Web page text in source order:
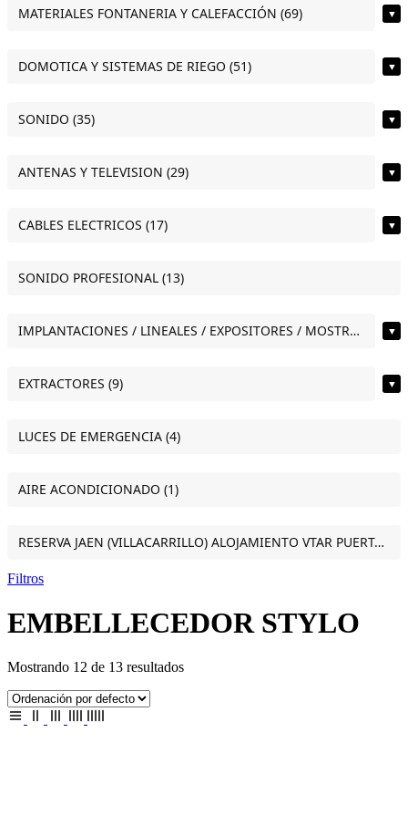
MATERIALES FONTANERIA Y CALEFACCIÓN (69) ▼
DOMOTICA Y SISTEMAS DE RIEGO (51) ▼
SONIDO (35) ▼
ANTENAS Y TELEVISION (29) ▼
CABLES ELECTRICOS (17) ▼
SONIDO PROFESIONAL (13)
IMPLANTACIONES / LINEALES / EXPOSITORES / MOSTRADORES (11) ▼
EXTRACTORES (9) ▼
LUCES DE EMERGENCIA (4)
AIRE ACONDICIONADO (1)
RESERVA JAEN (VILLACARRILLO) ALOJAMIENTO VTAR PUERTA DEL SOL ESTUDIO VILLACARRILLO (JAEN) (1)
Filtros
EMBELLECEDOR STYLO
Mostrando 12 de 13 resultados